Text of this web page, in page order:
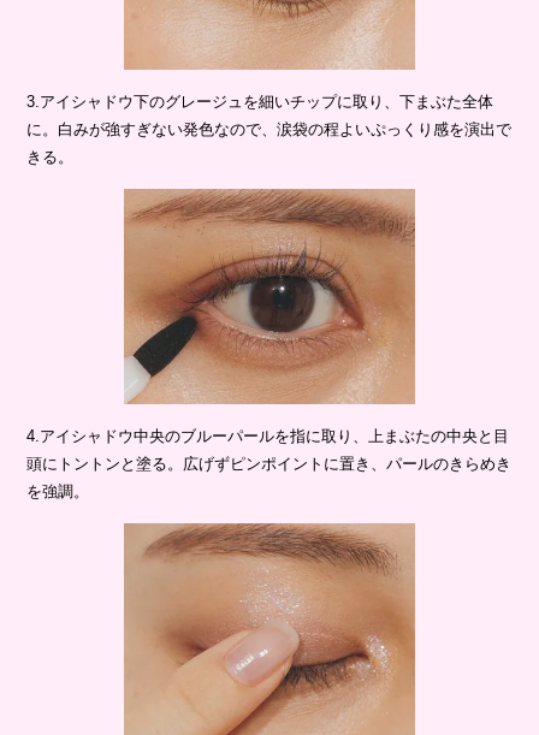
3.アイシャドウ下のグレージュを細いチップに取り、下まぶた全体
に。白みが強すぎない発色なので、涙袋の程よいぷっくり感を演出で
きる。
4.アイシャドウ中央のブルーパールを指に取り、上まぶたの中央と目
頭にトントンと塗る。広げずピンポイントに置き、パールのきらめき
を強調。